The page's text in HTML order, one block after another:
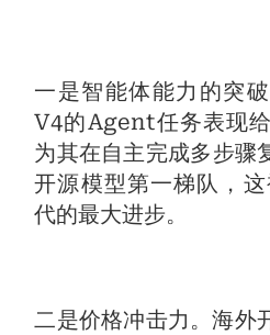
一是智能体能力的突
V4的Agent任务表现
为其在自主完成多步骤
开源模型第一梯队，
代的最大进步。
二是价格冲击力。海外